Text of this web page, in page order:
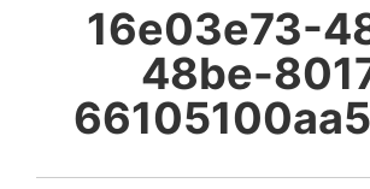
16e03e73-
48be-